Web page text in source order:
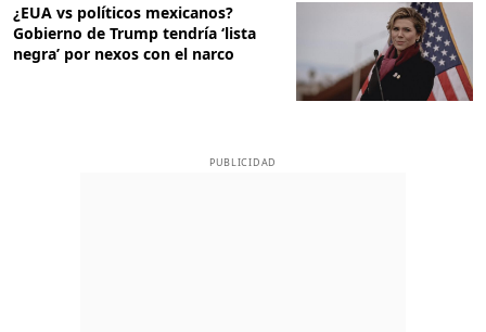
¿EUA vs políticos mexicanos?
Gobierno de Trump tendría ‘lista
negra’ por nexos con el narco
PUBLICIDAD